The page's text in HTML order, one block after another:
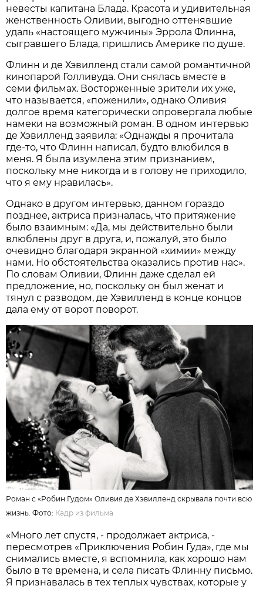
невесты капитана Блада. Красота и удивительная
женственность Оливии, выгодно оттенявшие
удаль «настоящего мужчины» Эррола Флинна,
сыгравшего Блада, пришлись Америке по душе.
Флинн и де Хэвилленд стали самой романтичной
кинопарой Голливуда. Они снялась вместе в
семи фильмах. Восторженные зрители их уже,
что называется, «поженили», однако Оливия
долгое время категорически опровергала любые
намеки на возможный роман. В одном интервью
де Хэвилленд заявила: «Однажды я прочитала
где-то, что Флинн написал, будто влюбился в
меня. Я была изумлена этим признанием,
поскольку мне никогда и в голову не приходило,
что я ему нравилась».
Однако в другом интервью, данном гораздо
позднее, актриса призналась, что притяжение
было взаимным: «Да, мы действительно были
влюблены друг в друга, и, пожалуй, это было
очевидно благодаря экранной «химии» между
нами. Но обстоятельства оказались против нас».
По словам Оливии, Флинн даже сделал ей
предложение, но, поскольку он был женат и
тянул с разводом, де Хэвилленд в конце концов
дала ему от ворот поворот.
Роман с «Робин Гудом» Оливия де Хэвилленд скрывала почти всю
жизнь. Фото: Кадр из фильма
«Много лет спустя, - продолжает актриса, -
пересмотрев «Приключения Робин Гуда», где мы
снимались вместе, я вспомнила, как хорошо нам
было в те времена, и села писать Флинну письмо.
Я признавалась в тех теплых чувствах, которые у